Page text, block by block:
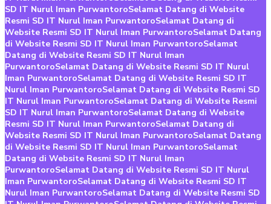
SD IT Nurul Iman PurwantoroSelamat Datang di Website
Resmi SD IT Nurul Iman PurwantoroSelamat Datang di
Website Resmi SD IT Nurul Iman PurwantoroSelamat Datang
di Website Resmi SD IT Nurul Iman PurwantoroSelamat
Datang di Website Resmi SD IT Nurul Iman
PurwantoroSelamat Datang di Website Resmi SD IT Nurul
Iman PurwantoroSelamat Datang di Website Resmi SD IT
Nurul Iman PurwantoroSelamat Datang di Website Resmi SD
IT Nurul Iman PurwantoroSelamat Datang di Website Resmi
SD IT Nurul Iman PurwantoroSelamat Datang di Website
Resmi SD IT Nurul Iman PurwantoroSelamat Datang di
Website Resmi SD IT Nurul Iman PurwantoroSelamat Datang
di Website Resmi SD IT Nurul Iman PurwantoroSelamat
Datang di Website Resmi SD IT Nurul Iman
PurwantoroSelamat Datang di Website Resmi SD IT Nurul
Iman PurwantoroSelamat Datang di Website Resmi SD IT
Nurul Iman PurwantoroSelamat Datang di Website Resmi SD